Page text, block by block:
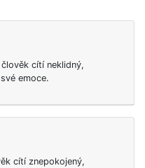
cítí neklidný,
emoce.
cítí znepokojený,